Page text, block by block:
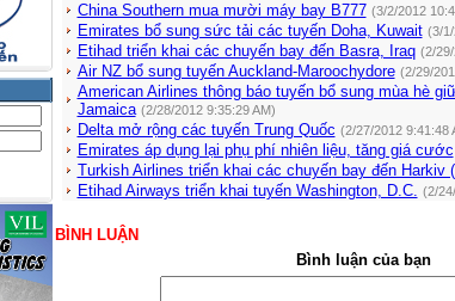
China Southern mua mười máy bay B777 (3/2/2012
Emirates bổ sung sức tải các tuyến Doha, Kuwait (3/
Etihad triển khai các chuyến bay đến Basra, Iraq (2/
Air NZ bổ sung tuyến Auckland-Maroochydore (2/29/
American Airlines thông báo tuyến bổ sung mùa hè
Jamaica (2/28/2012 9:35:29 AM)
Delta mở rộng các tuyến Trung Quốc (2/27/2012 9:41:48
Emirates áp dụng lại phụ phí nhiên liệu, tăng giá cước
Turkish Airlines triển khai các chuyến bay đến Harkiv
Etihad Airways triển khai tuyến Washington, D.C. (2/
BÌNH LUẬN
Bình luận của bạn